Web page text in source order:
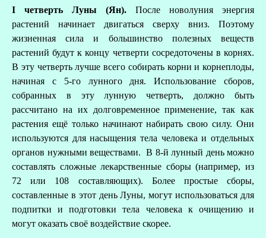
I четверть Луны (Ян). После новолуния энергия
растений начинает двигаться сверху вниз. Поэтому
жизненная сила и большинство полезных веществ
растений будут к концу четверти сосредоточены в корнях.
В эту четверть лучше всего собирать корни и корнеплоды,
начиная с 5-го лунного дня. Использование сборов,
собранных в эту лунную четверть, должно быть
рассчитано на их долговременное применение, так как
растения ещё только начинают набирать свою силу. Они
используются для насыщения тела человека и отдельных
органов нужными веществами. В 8-й лунный день можно
составлять сложные лекарственные сборы (например, из
72 или 108 составляющих). Более простые сборы,
составленные в этот день Луны, могут использоваться для
подпитки и подготовки тела человека к очищению и
могут оказать своё воздействие скорее.